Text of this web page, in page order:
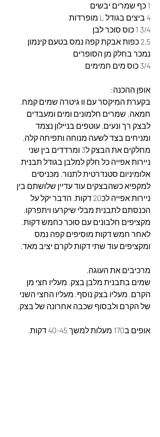
1 כף שמרים יבשים
4 ביצים בגודל L מופרדות
3/4 1 כוס סוכר לבן
2.5 כפות אבקת קפה נמס בטעם קינמון
נמכר בחלק מן הסופרים
3/4 כוס מים חמימים
אופן ההכנה:
בקערת המיקסר עם וו גיטרה שמים קמח,
חמאה, שמרים חלמונים ומים ומעבדים
לבצק רך ונעים. עוטפים בניילון נצמד
ומניחים בצד לשעה מנוחה ותפיחה קלה.
מחלקים את הבצק ל3 ומרדדים בין שני
ניירות אפייה כל חלק למלבן בגודל תבנית
אלומיניום סטנדרטית לתנור. מכניסים
למקפיא כשהבצקים עוד עדיין שלושתם בין
ניירות אפייה לכ20 דקות. הדבר יקל על
הכנסתם לתבנית מבלי שיקרעו ויתפרקו.
מקציפים חלבונים עם סוכר כחמש דקות,
לאחר חמש דקות מוסיפים קפה נמס
ומקציפים עוד שתי דקות לקרם יציב מאד.
מרכיבים את העוגה.
שמים בתבנית מלבן בצק, מעליו חצי מן
הקרם, מעליו בצק נוסף, מעליו החצי השני
של הקרם ולבסוף שכבה אחרונה של בצק.
אופים ב170 מעלות למשך 40-45 דקות.